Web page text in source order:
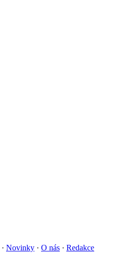
· Novinky · O nás · Redakce